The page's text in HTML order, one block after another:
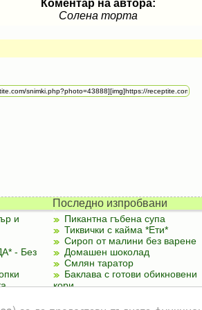
Коментар на автора:
Солена торта
и
- Без
Последно изпробвани
Пикантна гъбена супа
Тиквички с кайма *Ети*
Сироп от малини без варене
Домашен шоколад
Смлян таратор
Баклава с готови обикновени
кори